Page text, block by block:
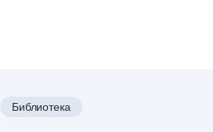
Библиотека